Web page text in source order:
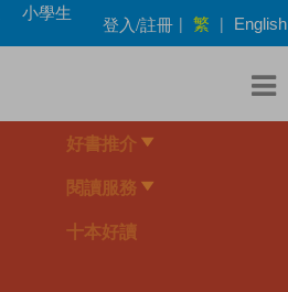
小學生
登入/註冊 | 繁 | English
好書推介
閱讀服務
十本好讀